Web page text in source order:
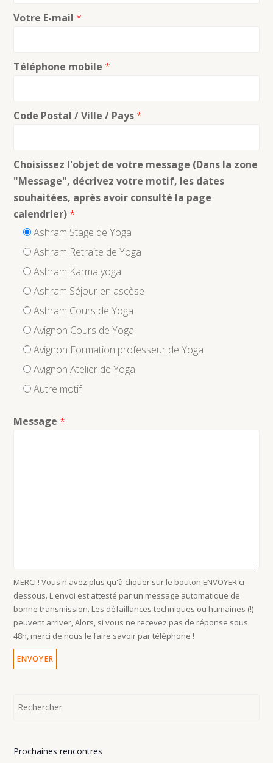
Votre E-mail *
Téléphone mobile *
Code Postal / Ville / Pays *
Choisissez l'objet de votre message (Dans la zone
"Message", décrivez votre motif, les dates
souhaitées, après avoir consulté la page
calendrier) *
Ashram Stage de Yoga
Ashram Retraite de Yoga
Ashram Karma yoga
Ashram Séjour en ascèse
Ashram Cours de Yoga
Avignon Cours de Yoga
Avignon Formation professeur de Yoga
Avignon Atelier de Yoga
Autre motif
Message *
MERCI ! Vous n'avez plus qu'à cliquer sur le bouton ENVOYER ci-
dessous. L'envoi est attesté par un message automatique de
bonne transmission. Les défaillances techniques ou humaines (!)
peuvent arriver, Alors, si vous ne recevez pas de réponse sous
48h, merci de nous le faire savoir par téléphone !
Prochaines rencontres